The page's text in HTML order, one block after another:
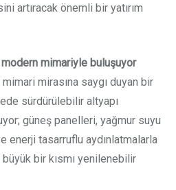
artıracak önemli bir yatırım
mimariyle buluşuyor
mirasına saygı duyan bir
sürdürülebilir altyapı
güneş panelleri, yağmur suyu
enerji tasarruflu aydınlatmalarla
bir kısmı yenilenebilir